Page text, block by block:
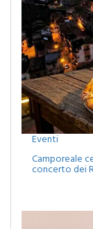
Eventi
Camporeale
concerto dei